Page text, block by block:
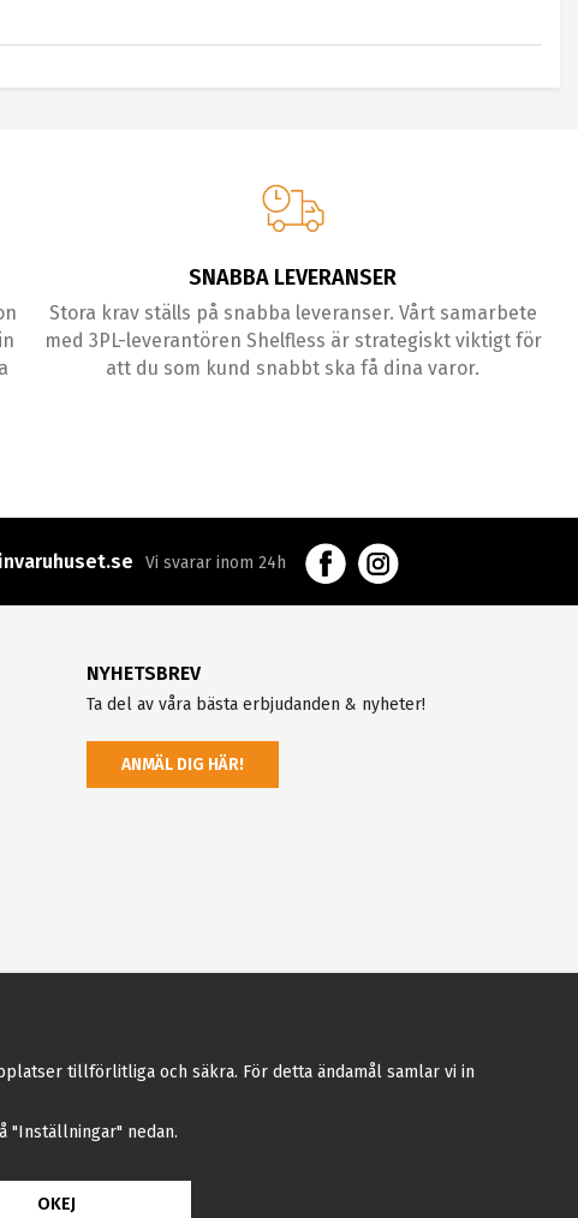
SNABBA LEVERANSER
Stora krav ställs på snabba leveranser. Vårt samarbete
med 3PL-leverantören Shelfless är strategiskt viktigt för
att du som kund snabbt ska få dina varor.
Vi svarar inom 24h
NYHETSBREV
Ta del av våra bästa erbjudanden & nyheter!
ANMÄL DIG HÄR!
tillförlitliga och säkra. För detta ändamål samlar vi in
"Inställningar" nedan.
OKEJ